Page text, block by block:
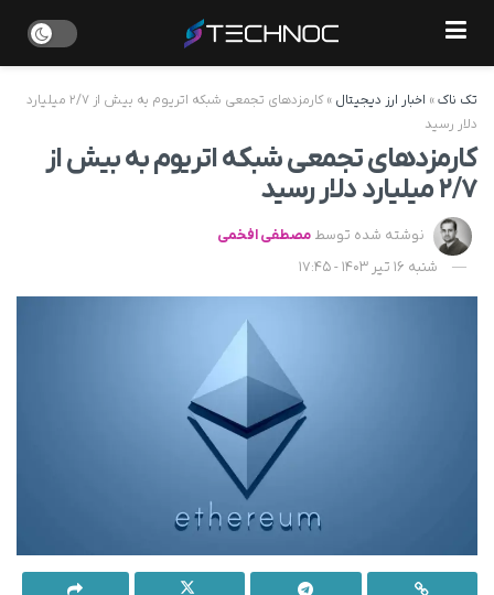
تک ناک» اخبار ارز دیجیتال »
کارمزدهای تجمعی شبکه اتریوم به بیش از ۲/۷ میلیارد
دلار رسید
کارمزدهای تجمعی شبکه اتریوم به بیش از
۲/۷ میلیارد دلار رسید
نوشته شده توسط مصطفی افخمی
شنبه 16 تیر 1403 - 17:45